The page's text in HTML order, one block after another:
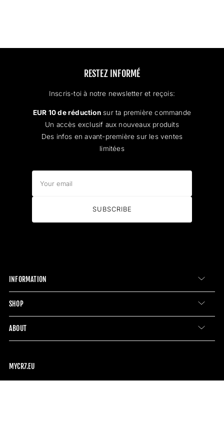
RESTEZ INFORMÉ
Inscris-toi à notre newsletter et reçois:
EUR 10 de réductionsur ta première commande
Un accès exclusif aux nouveaux produits
Des infos en avant-première sur les ventes
limitées
email
SUBSCRIBE
INFORMATION
SHOP
ABOUT
MYCR7.EU